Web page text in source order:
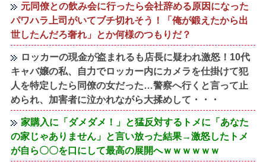
元同僚との飲み会に行ったら会社辞める原因になった
パワハラ上司がいてブチ切れそう！「俺が鍛えたから出
世したんだろ奢れ」とか何様のつもりだ？
ロッカーの現金が盗まれるも店長に疑われ激怒！10代
キャバ嬢の私、自力でロッカー内にカメラを仕掛けて犯
人を特定したら同僚の女だった…警察へ行くと言って止
められ、加害者に泣かれながら大揉めして・・・
家購入に「ダメダメ！」と猛反対するトメに「あなた
の家じゃありません」と言い放った結果→激怒したトメ
が自ら〇〇を口にして最高の展開へｗｗｗｗｗｗ